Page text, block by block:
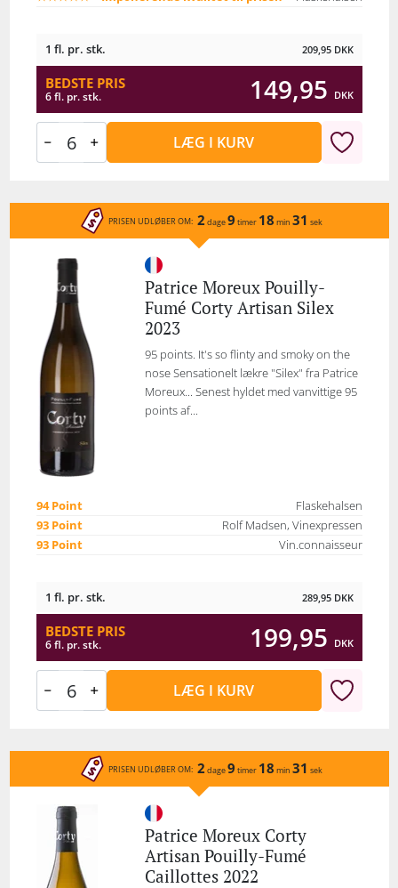
1 fl. pr. stk. 209,95 DKK
BEDSTE PRIS
6 fl. pr. stk. 149,95 DKK
LÆG I KURV
PRISEN UDLØBER OM: 2 dage9 timer 18 min 31 sek
Patrice Moreux Pouilly-
Fumé Corty Artisan Silex
2023
95 points. It's so flinty and smoky on the
nose Sensationelt lækre "Silex" fra Patrice
Moreux... Senest hyldet med vanvittige 95
points af...
94 Point
Flaskehalsen
93 Point
Rolf Madsen, Vinexpressen
93 Point
Vin.connaisseur
1 fl. pr. stk. 289,95 DKK
BEDSTE PRIS
6 fl. pr. stk. 199,95 DKK
LÆG I KURV
PRISEN UDLØBER OM: 2 dage9 timer 18 min 31 sek
Patrice Moreux Corty
Artisan Pouilly-Fumé
Caillottes 2022